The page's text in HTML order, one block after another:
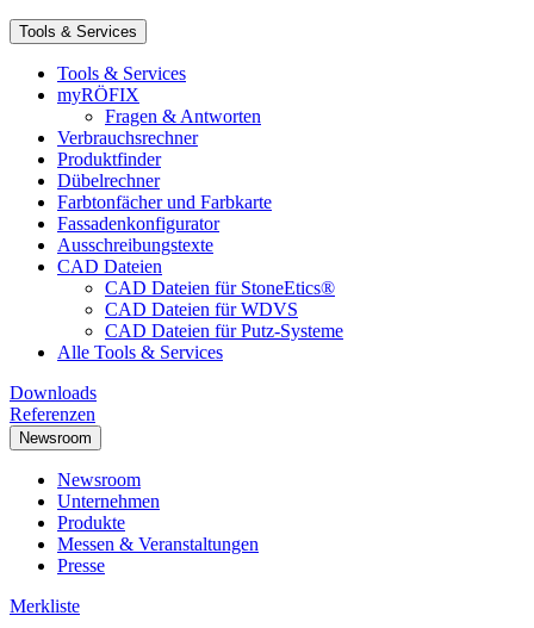
Tools & Services
Tools & Services
myRÖFIX
Fragen & Antworten
Verbrauchsrechner
Produktfinder
Dübelrechner
Farbtonfächer und Farbkarte
Fassadenkonfigurator
Ausschreibungstexte
CAD Dateien
CAD Dateien für StoneEtics®
CAD Dateien für WDVS
CAD Dateien für Putz-Systeme
Alle Tools & Services
Downloads
Referenzen
Newsroom
Newsroom
Unternehmen
Produkte
Messen & Veranstaltungen
Presse
Merkliste